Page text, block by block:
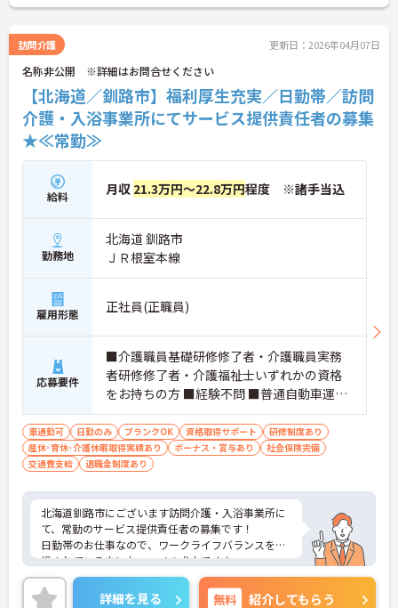
訪問介護 更新日：2026年04月07日
名称非公開 ※詳細はお問合せください
【北海道／釧路市】福利厚生充実／日勤帯／訪問
介護・入浴事業所にてサービス提供責任者の募集
★≪常勤≫
給料 月収 21.3万円～22.8万円程度 ※諸手当込
勤務地
北海道 釧路市
ＪＲ根室本線
雇用形態 正社員(正職員)
応募要件
■介護職員基礎研修修了者・介護職員実務
者研修修了者・介護福祉士いずれかの資格
をお持ちの方 ■経験不問 ■普通自動車運転
免許（AT限定可）
車通勤可 日勤のみ ブランクOK 資格取得サポート
研修制度あり
産休･育休･介護休暇取得実績あり
ボーナス・賞与あり
社会保険完備
交通費支給
退職金制度あり
北海道釧路市にございます訪問介護・入浴事業所に
て、常勤のサービス提供責任者の募集です！
日勤帯のお仕事なので、ワークライフバランスを重
視されている方におススメの求人です♪
福利厚生充実！大手法人が運営しいているので、長
期的に働ける環境が整っています◎
詳細を見る 無料 紹介してもらう